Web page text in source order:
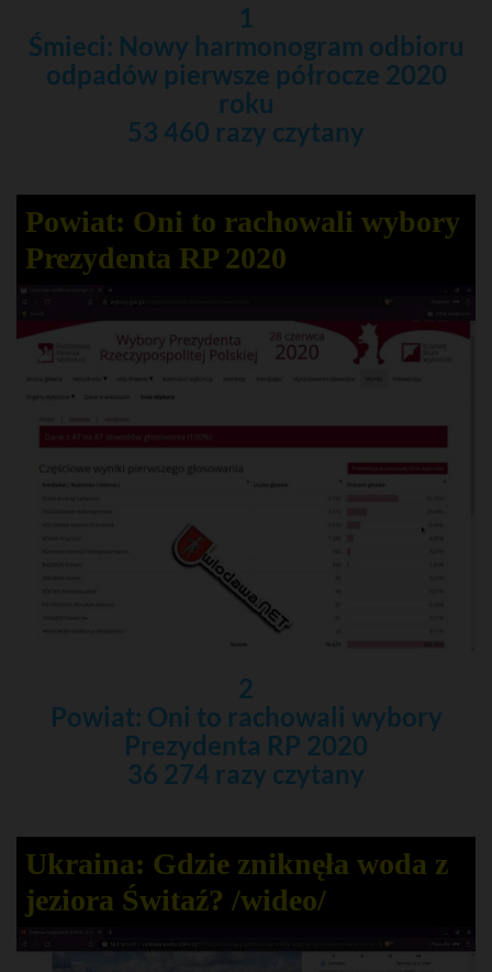
1
Śmieci: Nowy harmonogram odbioru
odpadów pierwsze półrocze 2020
roku
53 460 razy czytany
Powiat: Oni to rachowali wybory
Prezydenta RP 2020
2
Powiat: Oni to rachowali wybory
Prezydenta RP 2020
36 274 razy czytany
Ukraina: Gdzie zniknęła woda z
jeziora Świtaź? /wideo/